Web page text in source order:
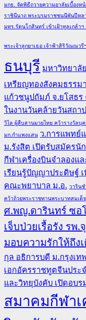
มกธ. จัดพิธีถวายความอาลัยเบื้องห
ราชินีนาถ พระบรมราชชนนีพันปีห
มทร.รัตนโกสินทร์ เข้าเฝ้าทูลเกล้
พระเจ้าลูกยาเธอ เจ้าฟ้าสิริวัณณวรี
ธนบุรี มหาวิทยาลั
เหรียญทองสังคมธรร
แก้วชนูปถัมภ์ จ.ยโสธร
ในงานวันคล้ายวันสถา
วิไล ผู้สืบสานมวยไทย คว้ารางวัลบุ
มก.กำแพงแสน ว.การแพทย์
ม.รังสิต เปิดรับสมัครนั
กีฬาเครื่องบินจำลองแ
เรียนรู้ปัญญาประดิษฐ์
คณะพยาบาล ม.อ. วาริน
คว้าถ้วยพระราชทานพระบาทสมเด็
ศ.พญ.ดารินทร์ ซอ
เจ็บป่วยเรื้อรัง รพ
มอบความรักให้ถึง
กุล อธิการบดี ม.กรุงเ
เอกอัครราชทูตจีนประ
และวิทยุบังคับ เปิดอบ
สมาคมกีฬา